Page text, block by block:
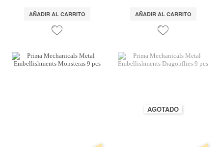
AÑADIR AL CARRITO AÑADIR AL CARRITO
AGOTADO